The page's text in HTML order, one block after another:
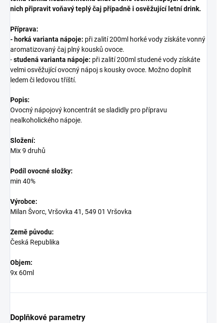
nich připravit voňavý teplý čaj případně i osvěžující letní drink.
Příprava:
- horká varianta nápoje: při zalití 200ml horké vody získáte vonný
aromatizovaný čaj plný kousků ovoce.
-studená varianta nápoje: při zalití 200ml studené vody získáte
velmi osvěžující ovocný nápoj s kousky ovoce. Možno doplnit
ledem či ledovou tříští.
Popis:
Ovocný nápojový koncentrát se sladidly pro přípravu
nealkoholického nápoje.
Složení:
Mix 9 druhů
Podíl ovocné složky:
min 40%
Výrobce:
Milan Švorc, Vršovka 41, 549 01 Vršovka
Země původu:
Česká Republika
Objem:
9x 60ml
Doplňkové parametry